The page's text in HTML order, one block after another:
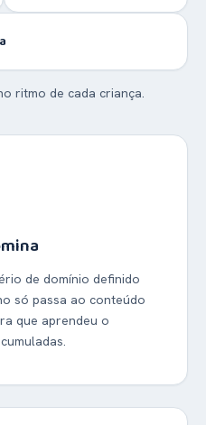
ritmo de cada criança.
de domínio definido
só passa ao conteúdo
que aprendeu o